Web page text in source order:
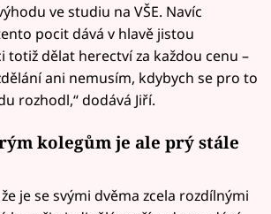
ve studiu na VŠE. Navíc
pocit dává v hlavě jistou
totiž dělat herectví za každou cenu –
ani nemusím, kdybych se pro to
rozhodl,“ dodává Jiří.
kolegům je ale prý stále
je se svými dvěma zcela rozdílnými